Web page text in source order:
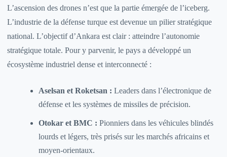
L’ascension des drones n’est que la partie émergée de l’iceberg.
L’industrie de la défense turque est devenue un pilier stratégique
national. L’objectif d’Ankara est clair : atteindre l’autonomie
stratégique totale. Pour y parvenir, le pays a développé un
écosystème industriel dense et interconnecté :
Aselsan et Roketsan : Leaders dans l’électronique de
défense et les systèmes de missiles de précision.
Otokar et BMC : Pionniers dans les véhicules blindés
lourds et légers, très prisés sur les marchés africains et
moyen-orientaux.